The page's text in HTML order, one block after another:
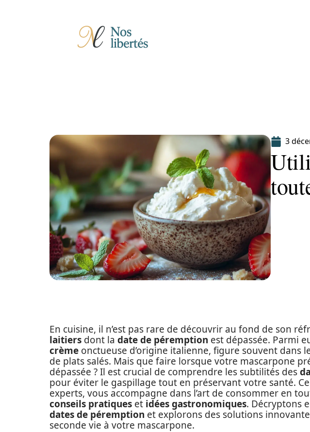
3
En cuisine, il n’est pas rare de découvrir au fond de son
laitiers dont la date de péremption est dépassée. Parmi
crème onctueuse d’origine italienne, figure souvent dans
de plats salés. Mais que faire lorsque votre mascarpone
dépassée ? Il est crucial de comprendre les subtilités des
pour éviter le gaspillage tout en préservant votre santé.
experts, vous accompagne dans l’art de consommer en
conseils pratiques et idées gastronomiques. Décryptons
dates de péremption et explorons des solutions
seconde vie à votre mascarpone.